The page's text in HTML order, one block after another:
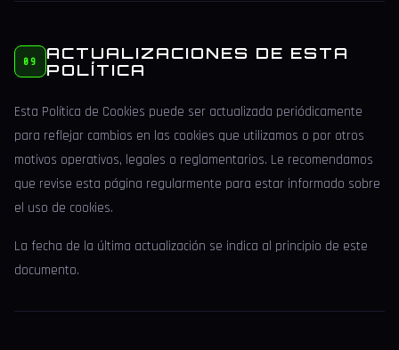
09
ACTUALIZACIONES DE ESTA
POLÍTICA
Esta Política de Cookies puede ser actualizada periódicamente
para reflejar cambios en las cookies que utilizamos o por otros
motivos operativos, legales o reglamentarios. Le recomendamos
que revise esta página regularmente para estar informado sobre
el uso de cookies.
La fecha de la última actualización se indica al principio de este
documento.